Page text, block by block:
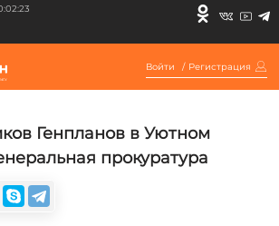
Войти / Регистрация
Генпланов в Уютном
прокуратура